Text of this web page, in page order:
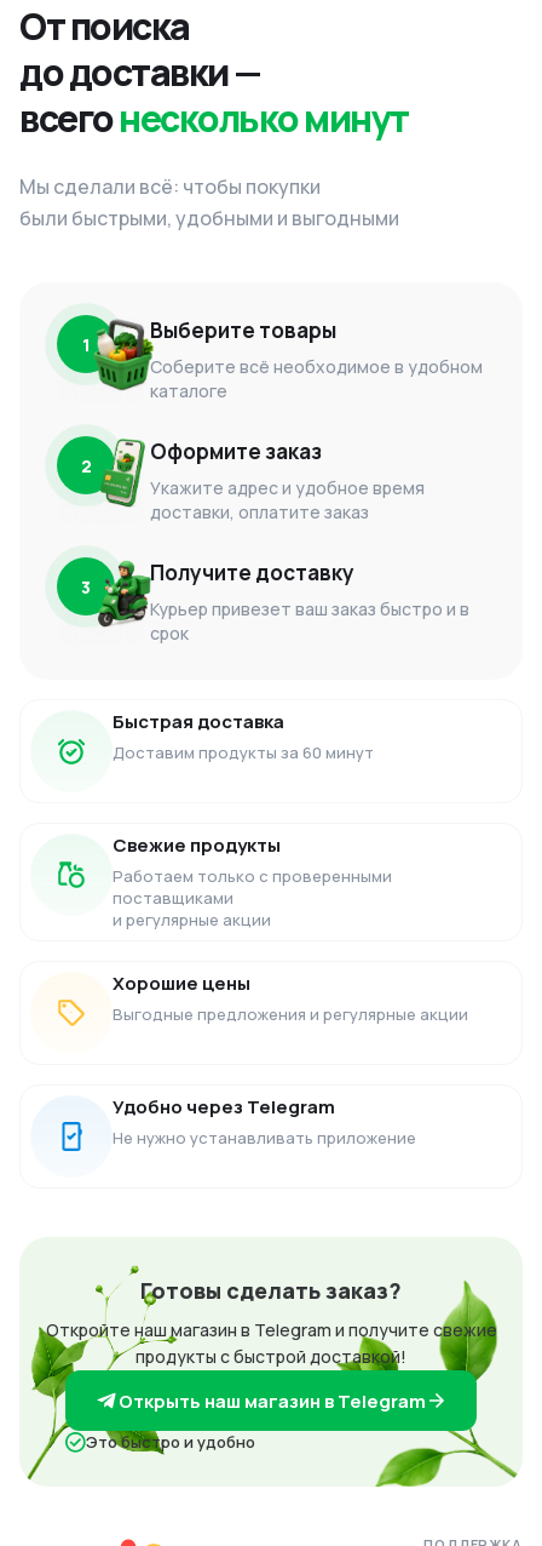
От поиска
до доставки —
всегонесколько минут
Мы сделали всё: чтобы покупки
были быстрыми, удобными и выгодными
1 Выберите товары
Соберите всё необходимое в удобном
каталоге
2 Оформите заказ
Укажите адрес и удобное время
доставки, оплатите заказ
3 Получите доставку
Курьер привезет ваш заказ быстро и в
срок
Быстрая доставка
Доставим продукты за 60 минут
Свежие продукты
Работаем только с проверенными
поставщиками
и регулярные акции
Хорошие цены
Выгодные предложения и регулярные акции
Удобно через Telegram
Не нужно устанавливать приложение
Готовы сделать заказ?
Откройте наш магазин в Telegram и получите свежие
продукты с быстрой доставкой!
Открыть наш магазин в Telegram
Это быстро и удобно